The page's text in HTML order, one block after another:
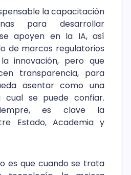
la capacitación
para desarrollar
apoyen en la IA, así
de marcos regulatorios
innovación, pero que
transparencia, para
asentar como una
se puede confiar.
es clave la
Estado, Academia y
es que cuando se trata